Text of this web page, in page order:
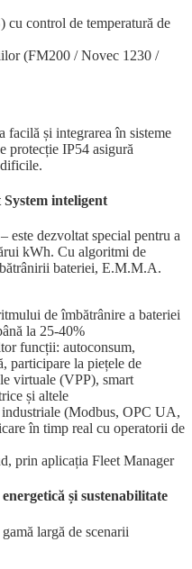
cu control de temperatură de
(FM200 / Novec 1230 /
facilă și integrarea în sisteme
protecție IP54 asigură
inteligent
dezvoltat special pentru a
kWh. Cu algoritmi de
bateriei, E.M.M.A.
de îmbătrânire a bateriei
la 25-40%
funcții: autoconsum,
participare la piețele de
virtuale (VPP), smart
și altele
(Modbus, OPC UA,
în timp real cu operatorii de
prin aplicația Fleet Manager
și sustenabilitate
largă de scenarii